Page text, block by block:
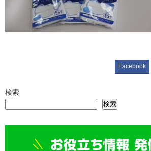
Facebook
検索
検索